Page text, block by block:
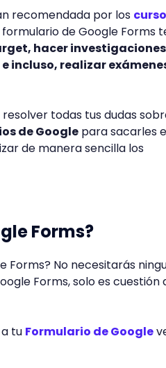
recomendada por los
formulario de Google Forms
hacer
e incluso, realizar
todas tus dudas
de Google para sacarles
de manera sencilla los
Forms?
Forms? No necesitarás
Forms, solo es cuestión
tu Formulario de Google